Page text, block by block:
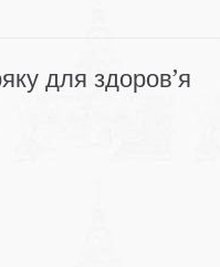
для здоров’я